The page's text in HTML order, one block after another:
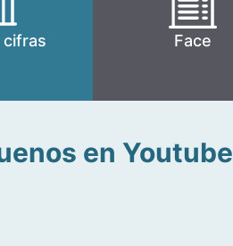
cifras Face
en Youtube